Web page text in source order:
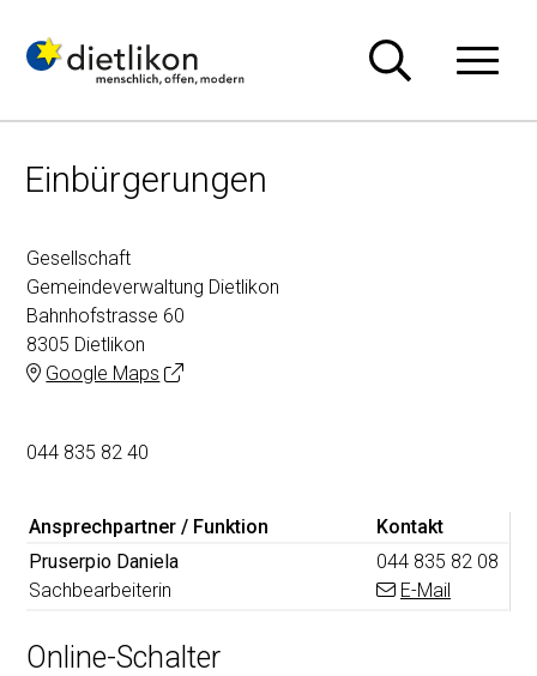
Einbürgerungen
Adresse
Gesellschaft
Gemeindeverwaltung Dietlikon
Bahnhofstrasse 60
8305 Dietlikon
Google Maps
044 835 82 40
Ansprechpartner / Funktion
Kontakt
Pruserpio DanielaFunktion
Sachbearbeiterin
Tel.
044 835 82 08
E-Mail
Online-Schalter